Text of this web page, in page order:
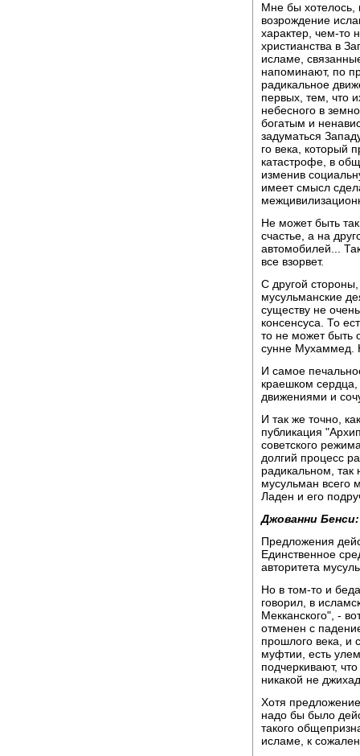
Мне бы хотелось,
возрождение
характер, чем-то
христианства в
исламе,
напоминают, по
радикальное
первых, тем, что
небесного в
богатым и
задуматься
го века, который
катастрофе, в
изменив
имеет смысл
Не может быть
счастье, а на
автомобилей...
все взорвет.
С другой
мусульманские
существу не
консенсуса. То
то не может быть
сунне Мухаммед.
И самое
краешком
движениями и
И так же точно,
публикация
советского
долгий процесс
радикальном,
мусульман всего
Ладен и его
Джованни Бенси:
Предложения
Единственное
авторитета
Но в том-то и
говорил, в
Мекканского", -
отменен с
прошлого века, и
муфтии, есть
подчеркивают,
никакой не
Хотя
надо бы было
такого
исламе, к